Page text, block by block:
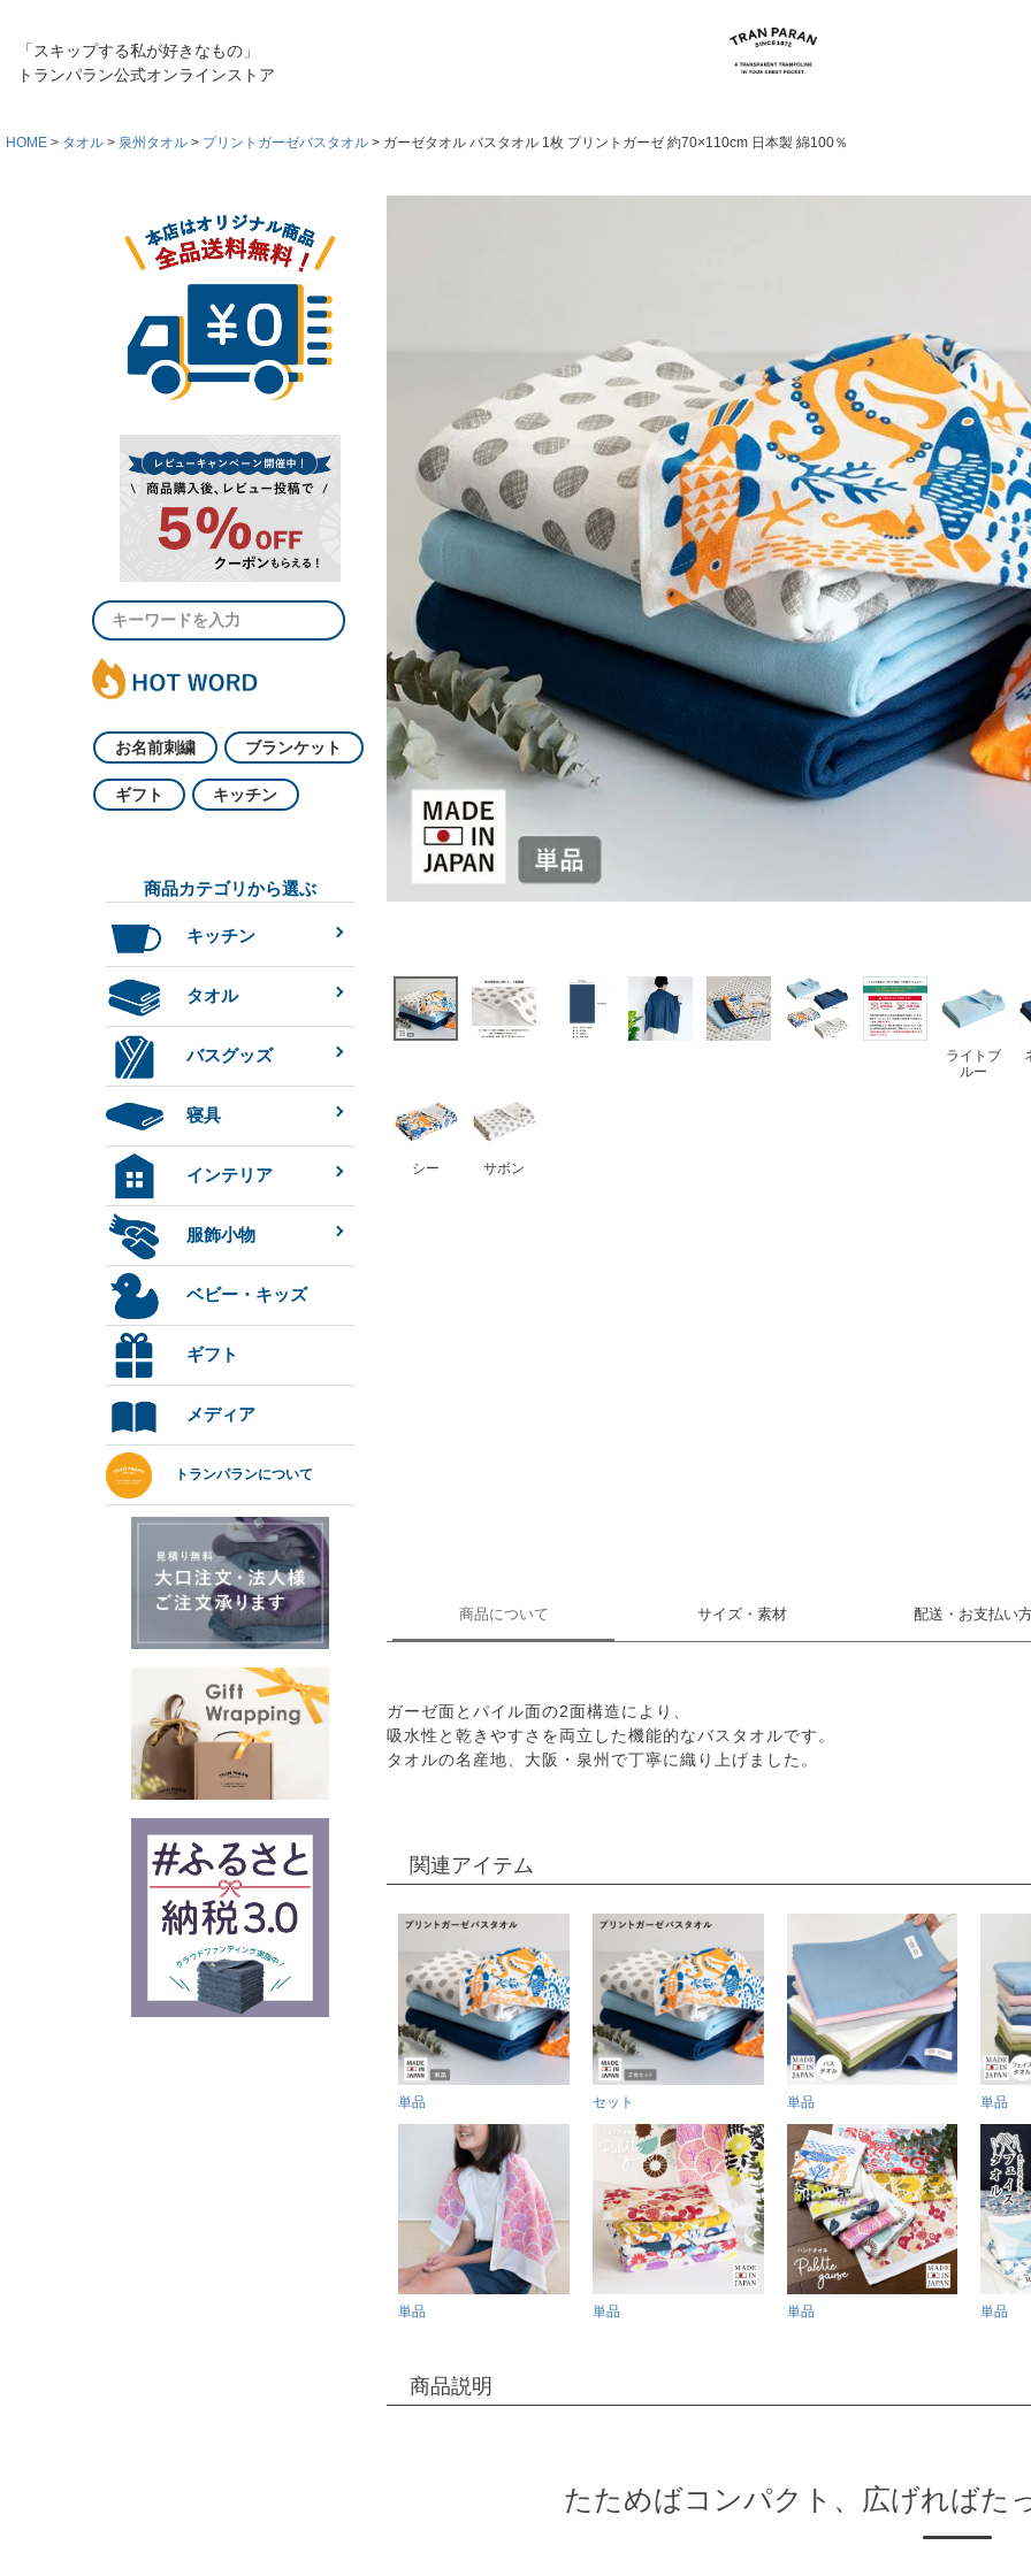
「スキップする私が好きなもの」
トランパラン公式オンラインストア
HOME タオル 泉州タオル プリントガーゼバスタオル ガーゼタオル バスタオル 1枚 プリントガーゼ 約70×110cm 日本製 綿100％
お名前刺繍 ブランケット
ギフト キッチン
商品カテゴリから選ぶ
キッチン
タオル
バスグッズ
寝具
インテリア
服飾小物
ベビー・キッズ
ギフト
メディア
トランパランについて
ライトブ
ルー
シー サボン
商品について サイズ・素材 配送・お支払い
ガーゼ面とパイル面の2面構造により、
吸水性と乾きやすさを両立した機能的なバスタオルです。
タオルの名産地、大阪・泉州で丁寧に織り上げました。
関連アイテム
単品 セット 単品 単品
単品 単品 単品 単品
商品説明
たためばコンパクト、広げればた